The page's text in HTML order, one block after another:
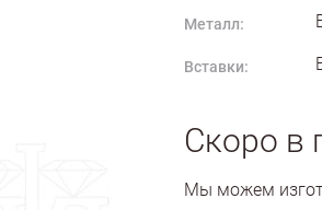
Металл:
Вставки:
Скоро в
Мы можем